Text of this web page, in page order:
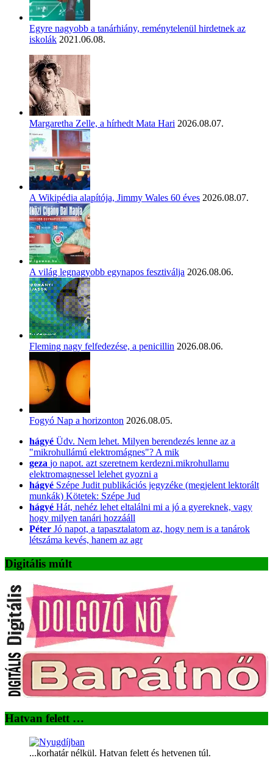
Egyre nagyobb a tanárhiány, reménytelenül hirdetnek az
iskolák 2021.06.08.
Margaretha Zelle, a hírhedt Mata Hari 2026.08.07.
A Wikipédia alapítója, Jimmy Wales 60 éves 2026.08.07.
A világ legnagyobb egynapos fesztiválja 2026.08.06.
Fleming nagy felfedezése, a penicillin 2026.08.06.
Fogyó Nap a horizonton 2026.08.05.
hágyé Üdv. Nem lehet. Milyen berendezés lenne az a
"mikrohullámú elektromágnes"? A mik
geza jo napot. azt szeretnem kerdezni.mikrohullamu
elektromagnessel lelehet gyozni a
hágyé Szépe Judit publikációs jegyzéke (megjelent lektorált
munkák) Kötetek: Szépe Jud
hágyé Hát, nehéz lehet eltalálni mi a jó a gyereknek, vagy
hogy milyen tanári hozzááll
Péter Jó napot, a tapasztalatom az, hogy nem is a tanárok
létszáma kevés, hanem az agr
Digitális múlt
Hatvan felett …
...korhatár nélkül. Hatvan felett és hetvenen túl.